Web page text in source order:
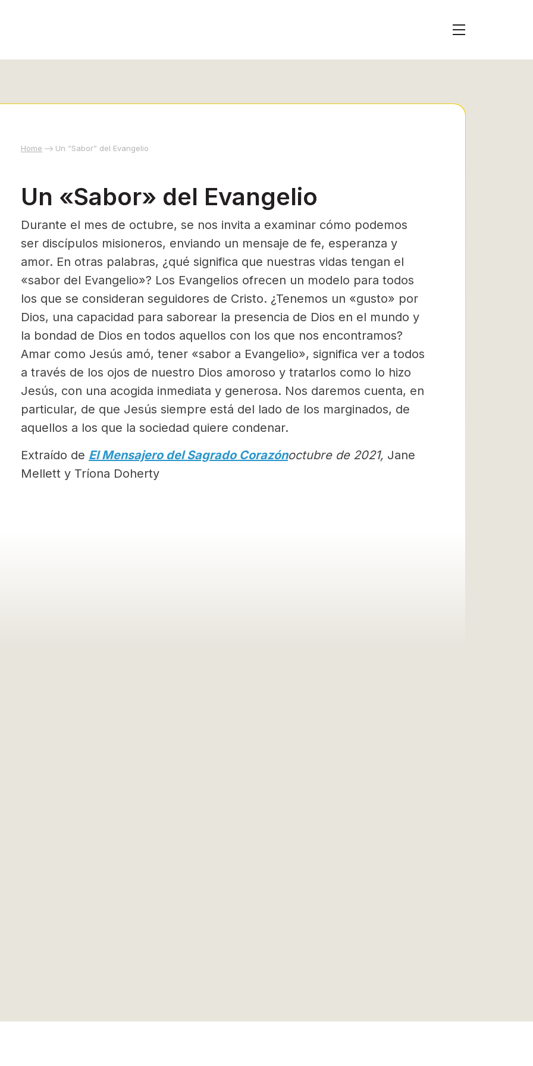
Home Un “Sabor” del Evangelio
Un «Sabor» del Evangelio
Durante el mes de octubre, se nos invita a examinar cómo podemos
ser discípulos misioneros, enviando un mensaje de fe, esperanza y
amor. En otras palabras, ¿qué significa que nuestras vidas tengan el
«sabor del Evangelio»? Los Evangelios ofrecen un modelo para todos
los que se consideran seguidores de Cristo. ¿Tenemos un «gusto» por
Dios, una capacidad para saborear la presencia de Dios en el mundo y
la bondad de Dios en todos aquellos con los que nos encontramos?
Amar como Jesús amó, tener «sabor a Evangelio», significa ver a todos
a través de los ojos de nuestro Dios amoroso y tratarlos como lo hizo
Jesús, con una acogida inmediata y generosa. Nos daremos cuenta, en
particular, de que Jesús siempre está del lado de los marginados, de
aquellos a los que la sociedad quiere condenar.
Extraído de El Mensajero del Sagrado Corazónoctubre de 2021, Jane
Mellett y Tríona Doherty